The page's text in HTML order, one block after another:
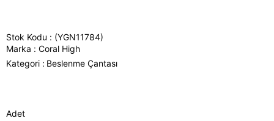
Stok Kodu
(YGN11784)
Marka : Coral High
Kategori : Beslenme Çantası
Adet